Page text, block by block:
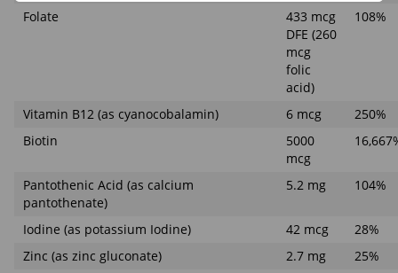
Folate
433 mcg
DFE (260
mcg
folic
acid)
108%
Vitamin B12 (as cyanocobalamin) 6 mcg
250%
Biotin
5000
mcg
Pantothenic Acid (as calcium
pantothenate)
5.2 mg 104%
Iodine (as potassium Iodine) 42 mcg
28%
Zinc (as zinc gluconate)
2.7 mg
25%